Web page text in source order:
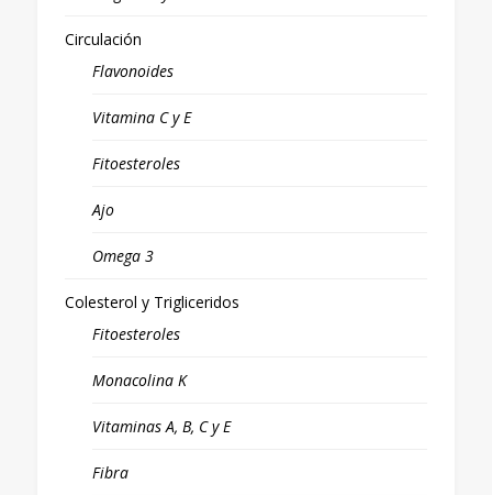
Circulación
Flavonoides
Vitamina C y E
Fitoesteroles
Ajo
Omega 3
Colesterol y Trigliceridos
Fitoesteroles
Monacolina K
Vitaminas A, B, C y E
Fibra